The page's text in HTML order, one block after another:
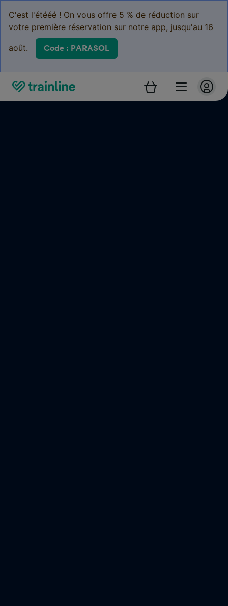
C'est l'étééé ! On vous offre 5 % de réduction sur
votre première réservation sur notre app, jusqu'au 16
août. Code : PARASOL